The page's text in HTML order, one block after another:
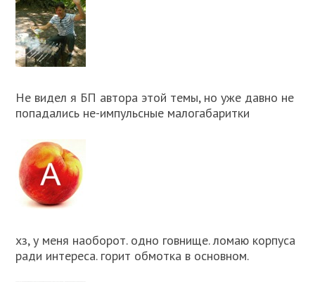
Не видел я БП автора этой темы, но уже давно не
попадались не-импульсные малогабаритки
хз, у меня наоборот. одно говнище. ломаю корпуса
ради интереса. горит обмотка в основном.